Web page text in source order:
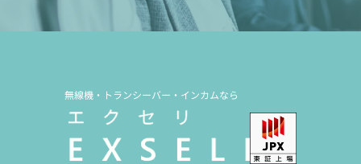
無線機・トランシーバー・インカムなら